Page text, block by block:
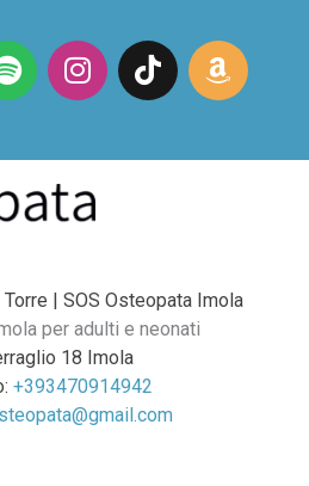
S
p
f
y
I
n
g
r
m
T
i
A
m
| SOS Osteopata Imola
per adulti e neonati
18 Imola
+393470914942